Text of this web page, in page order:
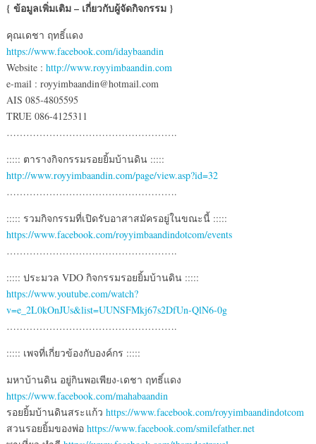
{ ข้อมูลเพิ่มเติม – เกี่ยวกับผู้จัดกิจกรรม }
คุณเดชา ฤทธิ์แดง
https://www.facebook.com/idaybaandin
Website : http://www.royyimbaandin.com
e-mail : royyimbaandin@hotmail.com
AIS 085-4805595
TRUE 086-4125311
…………………………………………….
::::: ตารางกิจกรรมรอยยิ้มบ้านดิน :::::
http://www.royyimbaandin.com/page/view.asp?id=32
…………………………………………….
::::: รวมกิจกรรมที่เปิดรับอาสาสมัครอยู่ในขณะนี้ :::::
https://www.facebook.com/royyimbaandindotcom/events
…………………………………………….
::::: ประมวล VDO กิจกรรมรอยยิ้มบ้านดิน :::::
https://www.youtube.com/watch?
v=e_2L0kOnJUs&list=UUNSFMkj67s2DfUn-QlN6-0g
…………………………………………….
::::: เพจที่เกี่ยวข้องกับองค์กร :::::
มหาบ้านดิน อยู่กินพอเพียง-เดชา ฤทธิ์แดง
https://www.facebook.com/mahabaandin
รอยยิ้มบ้านดินสระแก้ว https://www.facebook.com/royyimbaandindotcom
สวนรอยยิ้มของพ่อ https://www.facebook.com/smilefather.net